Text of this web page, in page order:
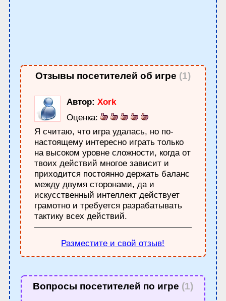
Отзывы посетителей об игре (1)
Автор: Xork
Оценка:
Я считаю, что игра удалась, но по-
настоящему интересно играть только
на высоком уровне сложности, когда от
твоих действий многое зависит и
приходится постоянно держать баланс
между двумя сторонами, да и
искусственный интеллект действует
грамотно и требуется разрабатывать
тактику всех действий.
Разместите и свой отзыв!
Вопросы посетителей по игре (1)